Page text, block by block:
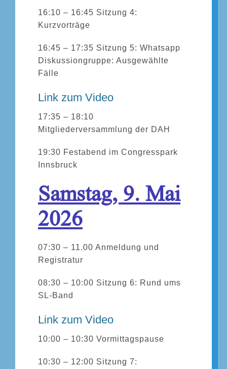
16:10 – 16:45 Sitzung 4:
Kurzvorträge
16:45 – 17:35 Sitzung 5: Whatsapp
Diskussiongruppe: Ausgewählte
Fälle
Link zum Video
17:35 – 18:10
Mitgliederversammlung der DAH
19:30 Festabend im Congresspark
Innsbruck
Samstag, 9. Mai
2026
07:30 – 11.00 Anmeldung und
Registratur
08:30 – 10:00 Sitzung 6: Rund ums
SL-Band
Link zum Video
10:00 – 10:30 Vormittagspause
10:30 – 12:00 Sitzung 7: